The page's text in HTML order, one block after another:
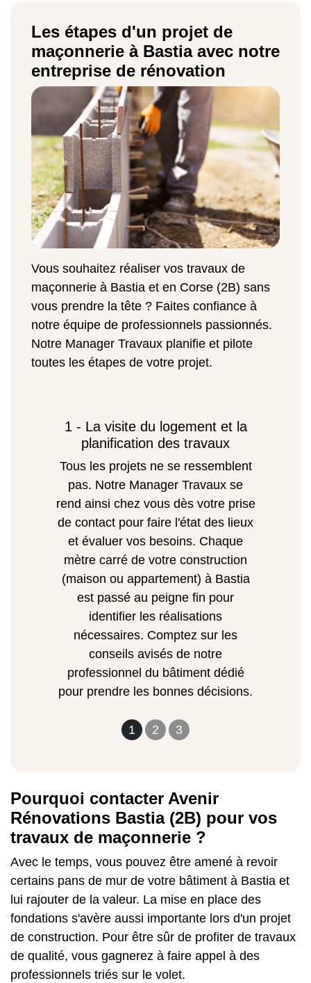
Les étapes d'un projet de
maçonnerie à Bastia avec notre
entreprise de rénovation
Vous souhaitez réaliser vos travaux de
maçonnerie à Bastia et en Corse (2B) sans
vous prendre la tête ? Faites confiance à
notre équipe de professionnels passionnés.
Notre Manager Travaux planifie et pilote
toutes les étapes de votre projet.
1 2 3
1 - La visite du logement et la
planification des travaux
Tous les projets ne se ressemblent
pas. Notre Manager Travaux se
rend ainsi chez vous dès votre prise
de contact pour faire l'état des lieux
et évaluer vos besoins. Chaque
mètre carré de votre construction
(maison ou appartement) à Bastia
est passé au peigne fin pour
identifier les réalisations
nécessaires. Comptez sur les
conseils avisés de notre
professionnel du bâtiment dédié
pour prendre les bonnes décisions.
Pourquoi contacter Avenir
Rénovations Bastia (2B) pour vos
travaux de maçonnerie ?
Avec le temps, vous pouvez être amené à revoir
certains pans de mur de votre bâtiment à Bastia et
lui rajouter de la valeur. La mise en place des
fondations s'avère aussi importante lors d'un projet
de construction. Pour être sûr de profiter de travaux
de qualité, vous gagnerez à faire appel à des
professionnels triés sur le volet.